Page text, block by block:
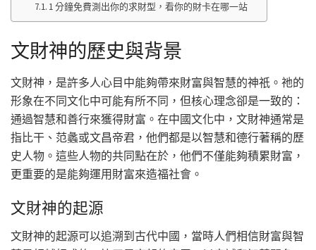
1 分鐘免費測出你的求財型，看你的財卡在哪一站
文財神的歷史與背景
文財神，是許多人心目中能夠帶來財富與智慧的神祇。祂的
形象在不同文化中可能有所不同，但核心理念卻是一致的：
通過智慧和善行來獲得財富。在中國文化中，文財神通常是
指比干、范蠡或文昌帝君，他們都是以智慧和德行著稱的歷
史人物。這些人物的共同點在於，他們不僅能夠積累財富，
更重要的是能夠運用財富來造福社會。
文財神的起源
文財神的起源可以追溯到古代中國，當時人們相信財富與智